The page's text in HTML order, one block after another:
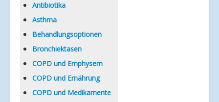
Informationen
Antibiotika
Asthma
Behandlungsoptionen
Bronchiektasen
COPD und Emphysem
COPD und Ernährung
COPD und Medikamente